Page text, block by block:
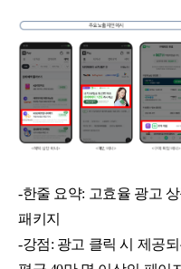
-한줄 요약: 고효율 광고
패키지
-강점: 광고 클릭 시 제공